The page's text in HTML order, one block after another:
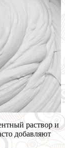
раствор и
добавляют